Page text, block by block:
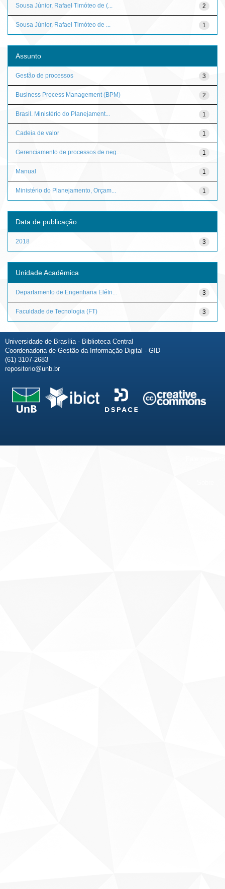
2
Sousa Júnior, Rafael Timóteo de (...
1
Sousa Júnior, Rafael Timóteo de ...
Assunto
3
Gestão de processos
2
Business Process Management (BPM)
1
Brasil. Ministério do Planejament...
1
Cadeia de valor
1
Gerenciamento de processos de neg...
1
Manual
1
Ministério do Planejamento, Orçam...
Data de publicação
3
2018
Unidade Acadêmica
3
Departamento de Engenharia Elétri...
3
Faculdade de Tecnologia (FT)
Universidade de Brasília - Biblioteca Central
Coordenadoria de Gestão da Informação Digital - GID
(61) 3107-2683
repositorio@unb.br